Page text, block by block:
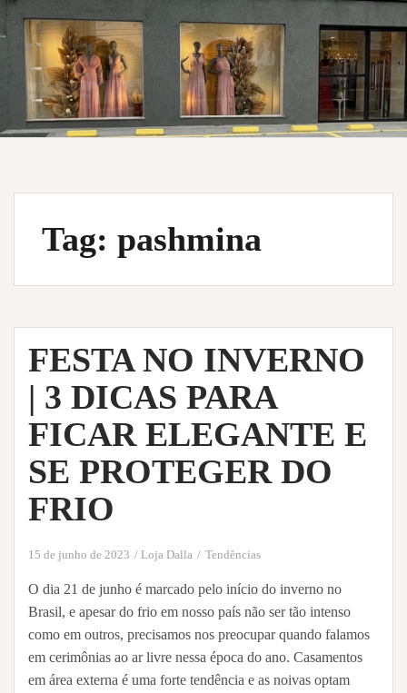
Tag: pashmina
FESTA NO INVERNO
| 3 DICAS PARA
FICAR ELEGANTE E
SE PROTEGER DO
FRIO
15 de junho de 2023 Loja Dalla Tendências
O dia 21 de junho é marcado pelo início do inverno no
Brasil, e apesar do frio em nosso país não ser tão intenso
como em outros, precisamos nos preocupar quando falamos
em cerimônias ao ar livre nessa época do ano. Casamentos
em área externa é uma forte tendência e as noivas optam